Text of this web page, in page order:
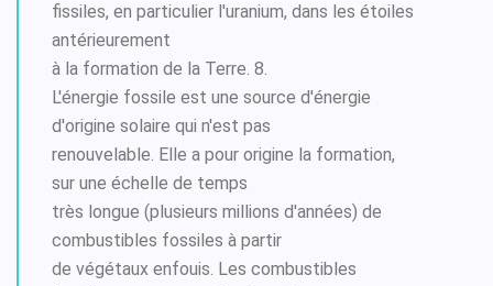
fissiles, en particulier l'uranium, dans les étoiles
antérieurement
à la formation de la Terre. 8.
L'énergie fossile est une source d'énergie
d'origine solaire qui n'est pas
renouvelable. Elle a pour origine la formation,
sur une échelle de temps
très longue (plusieurs millions d'années) de
combustibles fossiles à partir
de végétaux enfouis. Les combustibles